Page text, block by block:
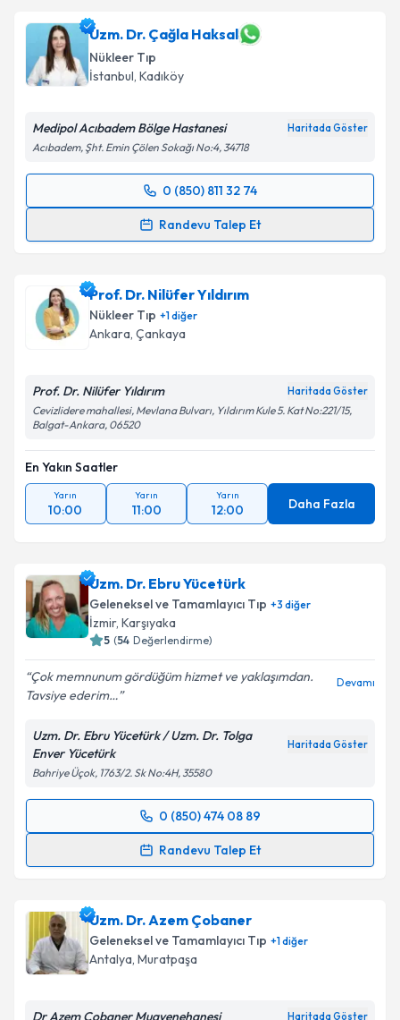
Uzm. Dr. Çağla Haksal
Nükleer Tıp
İstanbul, Kadıköy
Medipol Acıbadem Bölge Hastanesi Haritada Göster
Acıbadem, Şht. Emin Çölen Sokağı No:4, 34718
0 (850) 811 32 74
Randevu Talep Et
Randevu Takvimi Talebi
takvim hazırlandığında e-posta ile bilgilendireceğiz.
E-posta Adresiniz
Kişisel verilerimin işlenmesine ilişkinAydınlatma
kapsamda işlenmesini kabul ediyorum.
Takvim Talebini Gönder
Prof. Dr. Nilüfer Yıldırım
Nükleer Tıp +1diğer
Ankara, Çankaya
Prof. Dr. Nilüfer Yıldırım Haritada Göster
Cevizlidere mahallesi, Mevlana Bulvarı, Yıldırım Kule 5. Kat No:221/15,
Balgat-Ankara, 06520
En Yakın Saatler
Yarın
10:00
Yarın
11:00
Yarın
12:00 Daha Fazla
Uzm. Dr. Ebru Yücetürk
Geleneksel ve Tamamlayıcı Tıp +3 diğer
İzmir, Karşıyaka
5 (54 Değerlendirme)
Çok memnunum gördüğüm hizmet ve yaklaşımdan.
Tavsiye ederim…
Devamı
Uzm. Dr. Ebru Yücetürk / Uzm. Dr. Tolga
Enver Yücetürk
Haritada Göster
Bahriye Üçok, 1763/2. Sk No:4H, 35580
0 (850) 474 08 89
Randevu Talep Et
Randevu Takvimi Talebi
takvim hazırlandığında e-posta ile bilgilendireceğiz.
E-posta Adresiniz
Uzm. Dr. Azem Çobaner
Geleneksel ve Tamamlayıcı Tıp +1diğer
Antalya, Muratpaşa
Dr Azem Çobaner Muayenehanesi Haritada Göster